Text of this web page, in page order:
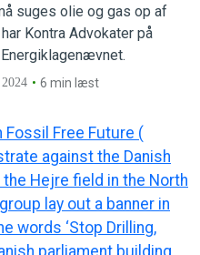
suges olie og gas op af
Kontra Advokater på
6 min læst